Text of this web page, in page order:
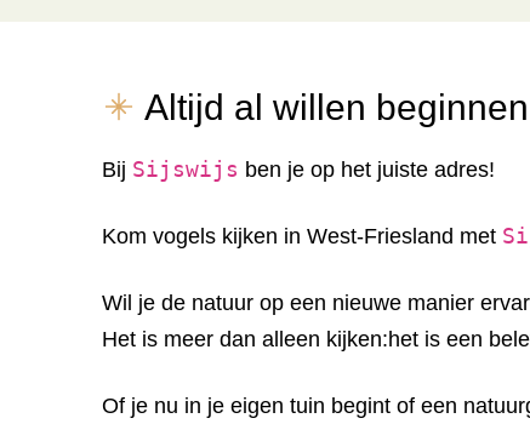
Altijd al willen
Bij Sijswijs ben je op het juiste adres!
Kom vogels kijken in West-Friesland met
Wil je de natuur op een nieuwe manier
Het is meer dan alleen kijken:het is een
Of je nu in je eigen tuin begint of een